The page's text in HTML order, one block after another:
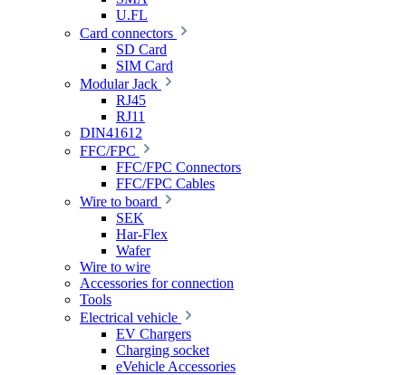
U.FL
Card connectors
SD Card
SIM Card
Modular Jack
RJ45
RJ11
DIN41612
FFC/FPC
FFC/FPC Connectors
FFC/FPC Cables
Wire to board
SEK
Har-Flex
Wafer
Wire to wire
Accessories for connection
Tools
Electrical vehicle
EV Chargers
Charging socket
eVehicle Accessories